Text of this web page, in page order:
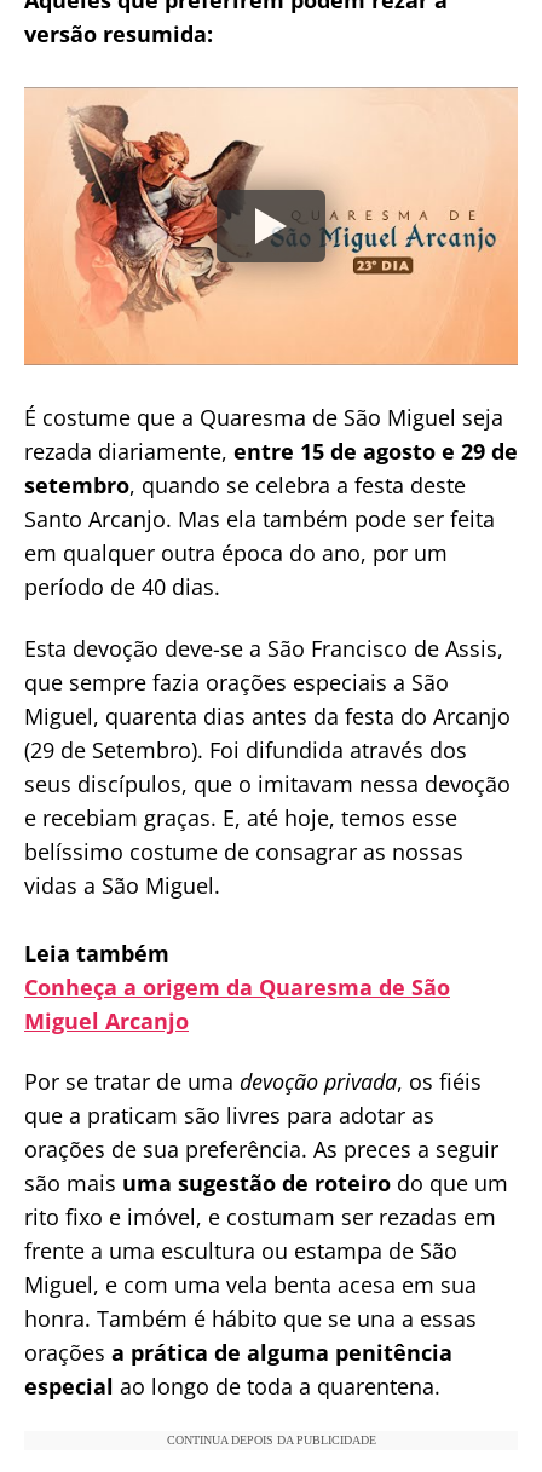
versão resumida:
É costume que a Quaresma de São Miguel seja
rezada diariamente, entre 15 de agosto e 29 de
setembro, quando se celebra a festa deste
Santo Arcanjo. Mas ela também pode ser feita
em qualquer outra época do ano, por um
período de 40 dias.
Esta devoção deve-se a São Francisco de Assis,
que sempre fazia orações especiais a São
Miguel, quarenta dias antes da festa do Arcanjo
(29 de Setembro). Foi difundida através dos
seus discípulos, que o imitavam nessa devoção
e recebiam graças. E, até hoje, temos esse
belíssimo costume de consagrar as nossas
vidas a São Miguel.
Leia também
Conheça a origem da Quaresma de São
Miguel Arcanjo
Por se tratar de uma devoção privada, os fiéis
que a praticam são livres para adotar as
orações de sua preferência. As preces a seguir
são mais uma sugestão de roteiro do que um
rito fixo e imóvel, e costumam ser rezadas em
frente a uma escultura ou estampa de São
Miguel, e com uma vela benta acesa em sua
honra. Também é hábito que se una a essas
orações a prática de alguma penitência
especial ao longo de toda a quarentena.
CONTINUA DEPOIS DA PUBLICIDADE